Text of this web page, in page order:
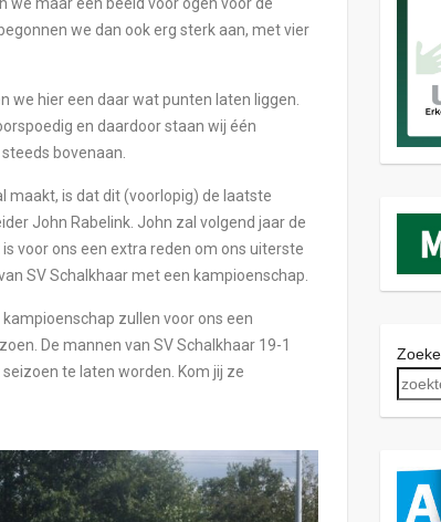
we dan ook erg sterk aan, met vier
we hier een daar wat punten laten liggen.
en daardoor staan wij één
bovenaan.
maakt, is dat dit (voorlopig) de laatste
John Rabelink. John zal volgend jaar de
voor ons een extra reden om ons uiterste
SV Schalkhaar met een kampioenschap.
zullen voor ons een
De mannen van SV Schalkhaar 19-1
te laten worden. Kom jij ze